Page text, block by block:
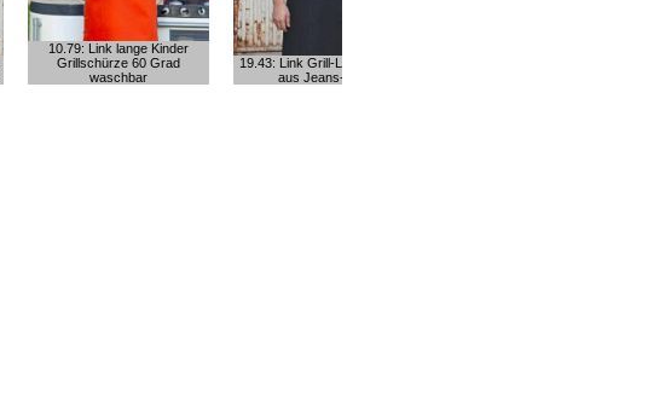
10.79: Link lange Kinder
Grillschürze 60 Grad
waschbar
19.43: Link Grill-Latzschürze
aus Jeans-Stoff